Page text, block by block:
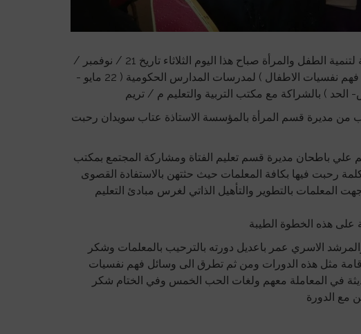
اقامت مؤسسة بسمة لتنمية الطفل والمرأة صباح هذا اليوم الثلاثاء تاريخ 21 / نوفمبر /
2017م دورة بعنوان ( فهم نفسيات الاطفال ) لمدرسات المدارس الحكومية ( 22 مايو -
الحد ) بالشراكة مع مكتب التربية والتعليم م / تريم
من مديرة قسم المرأة بالمؤسسة الاستاذة عتاب سويدان رحبت
علي باطحان مديرة قسم تعليم الفتاة ومشاركة المجتمع بمكتب
كلمة رحبت فيها بكافة المعلمات حيث حثتهن بالاستفادة القصوى
المعلمات بالتطوير والتأهيل الذاتي لغرس مبادئ التعليم
هذه الخطوة الطيبة
الاسري عمر باعديل دورته بالترحيب بالمعلمات وشكر
مثل هذه الدورات ومن ثم تطرق الى وسائل فهم نفسيات
في المعاملة معهم ولغات الحب الخمس وفي الختام شكر
مع الدورة